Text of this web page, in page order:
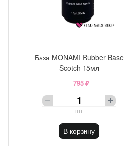
База MONAMI Rubber Base
Scotch 15мл
795 ₽
шт
В корзину